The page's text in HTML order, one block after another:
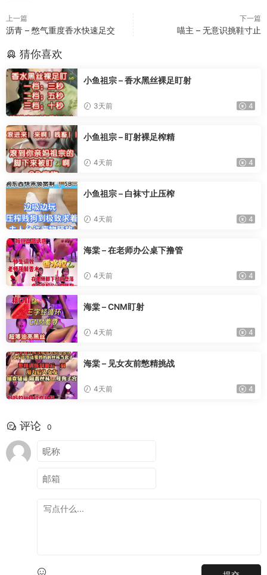
上一篇
沥青 – 憋气重度香水快速足交
下一篇
喵主 – 无意识挑鞋寸止
猜你喜欢
小鱼祖宗 – 香水黑丝裸足盯射
3天前 4
小鱼祖宗 – 盯射裸足榨精
4天前 4
小鱼祖宗 – 白袜寸止压榨
4天前 4
海棠 – 在老师办公桌下撸管
4天前 4
海棠 – CNM盯射
4天前 4
海棠 – 见女友前憋精挑战
4天前 4
评论 0